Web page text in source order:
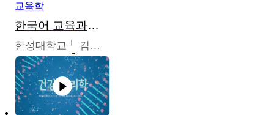
교육학
한국어 교육과정의 이해와 적용
한성대학교 김윤주